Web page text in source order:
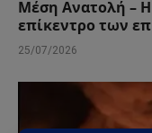
Μέση Ανατολή –
επίκεντρο των
25/07/2026